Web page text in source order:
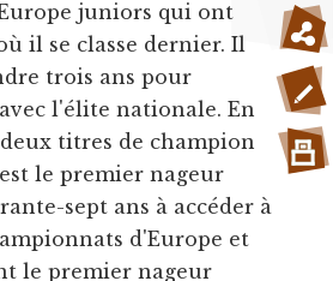
juniors qui ont
il se classe dernier. Il
trois ans pour
l'élite nationale. En
titres de champion
est le premier nageur
sept ans à accéder à
d'Europe et
le premier nageur